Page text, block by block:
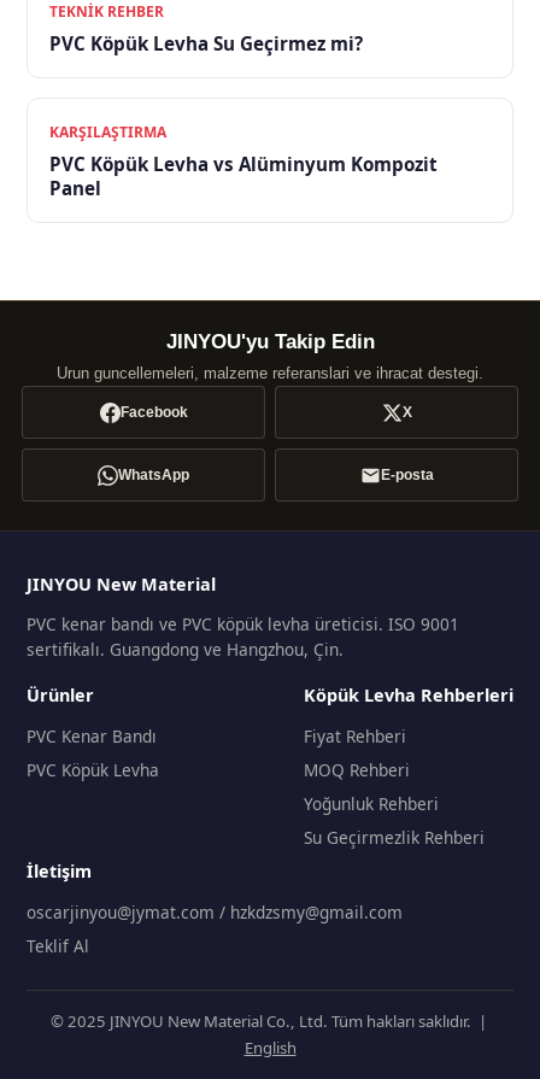
TEKNIK REHBER
PVC Köpük Levha Su Geçirmez mi?
KARŞILAŞTIRMA
PVC Köpük Levha vs Alüminyum Kompozit
Panel
JINYOU'yu Takip Edin
Urun guncellemeleri, malzeme referanslari ve ihracat destegi.
Facebook X
WhatsApp E-posta
JINYOU New Material
PVC kenar bandı ve PVC köpük levha üreticisi. ISO 9001
sertifikalı. Guangdong ve Hangzhou, Çin.
Ürünler
PVC Kenar Bandı
PVC Köpük Levha
Köpük Levha Rehberleri
Fiyat Rehberi
MOQ Rehberi
Yoğunluk Rehberi
Su Geçirmezlik Rehberi
İletişim
oscarjinyou@jymat.com / hzkdzsmy@gmail.com
Teklif Al
© 2025 JINYOU New Material Co., Ltd. Tüm hakları saklıdır. |
English